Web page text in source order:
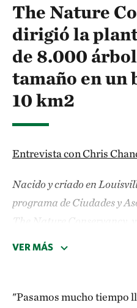
The Nature
dirigió la
de 8.000
tamaño en un
10 km2
Entrevista con Chris
Nacido y criado en
programa de Ciudades y
The Nature Conservancy,
de TNC en este estudio.
VER MÁS
"Pasamos mucho tiempo